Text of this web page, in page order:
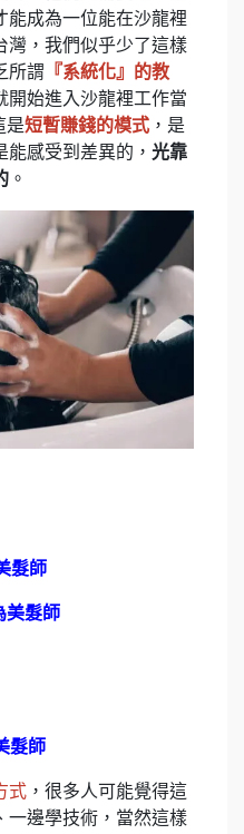
能成為一位能在沙龍裡
灣，我們似乎少了這樣
所謂 『系統化』的教
開始進入沙龍裡工作當
是短暫賺錢的模式 ，是
感受到差異的， 光靠
。
髮師
美髮師
髮師
式 ，很多人可能覺得這
一邊學技術，當然這樣